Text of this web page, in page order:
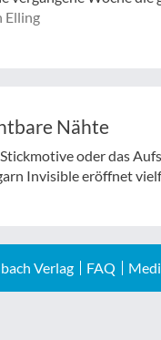
Elling
Nähte
oder das
Invisible eröffnet
Verlag FAQ